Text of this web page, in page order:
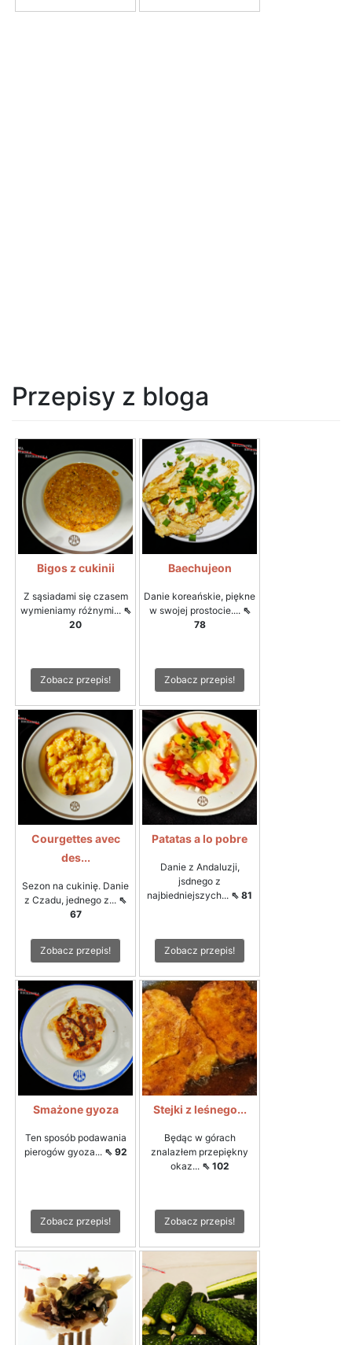
Przepisy z bloga
Bigos z cukinii
Z sąsiadami się czasem
wymieniamy różnymi... ⇖
20
Zobacz przepis!
Baechujeon
Danie koreańskie, piękne
w swojej prostocie.... ⇖
78
Zobacz przepis!
Courgettes avec
des...
Sezon na cukinię. Danie
z Czadu, jednego z... ⇖
67
Zobacz przepis!
Patatas a lo pobre
Danie z Andaluzji,
jsdnego z
najbiedniejszych... ⇖ 81
Zobacz przepis!
Smażone gyoza
Ten sposób podawania
pierogów gyoza... ⇖ 92
Zobacz przepis!
Stejki z leśnego...
Będąc w górach
znalazłem przepiękny
okaz... ⇖ 102
Zobacz przepis!